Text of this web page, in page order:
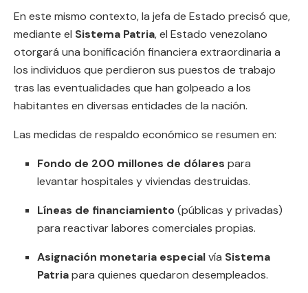
En este mismo contexto, la jefa de Estado precisó que,
mediante el Sistema Patria, el Estado venezolano
otorgará una bonificación financiera extraordinaria a
los individuos que perdieron sus puestos de trabajo
tras las eventualidades que han golpeado a los
habitantes en diversas entidades de la nación.
Las medidas de respaldo económico se resumen en:
Fondo de 200 millones de dólares para
levantar hospitales y viviendas destruidas.
Líneas de financiamiento(públicas y privadas)
para reactivar labores comerciales propias.
Asignación monetaria especialvía Sistema
Patriapara quienes quedaron desempleados.